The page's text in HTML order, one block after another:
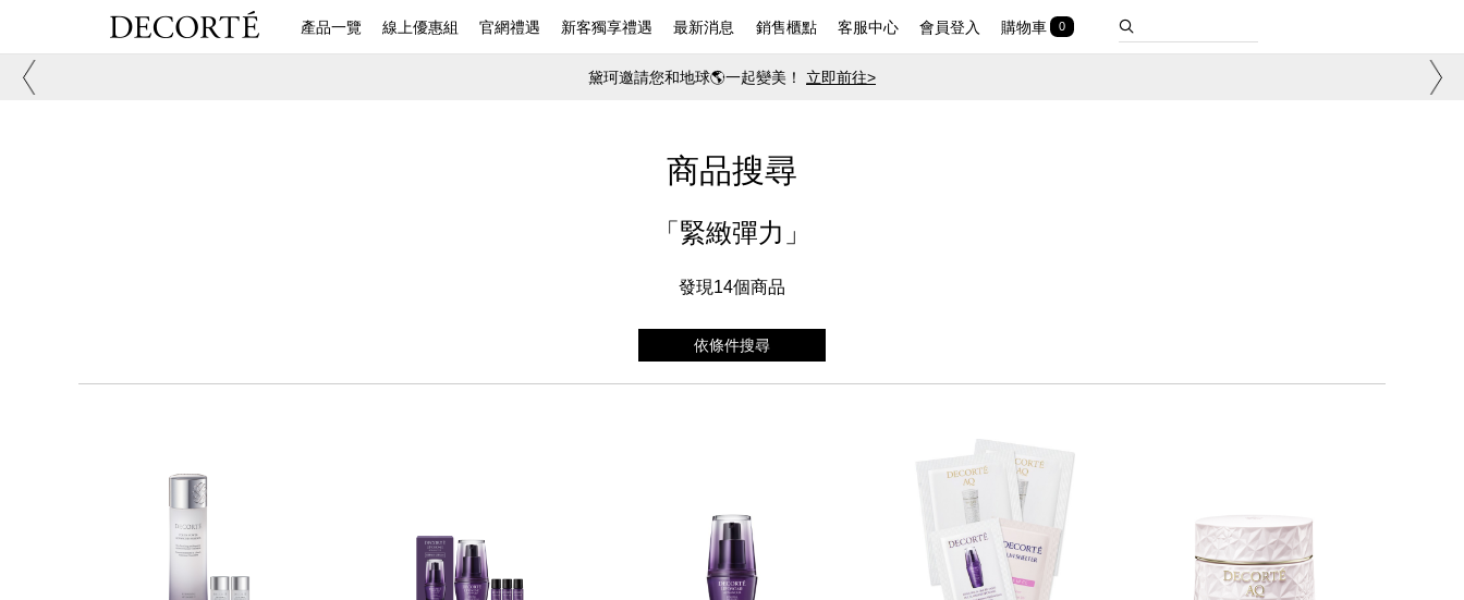
產品一覽 線上優惠組 官網禮遇 新客獨享禮遇 最新消息 銷售櫃點 客服中心 會員登入 購物車 0
黛珂邀請您和地球🌎一起變美！ 立即前往>
商品搜尋
「緊緻彈力」
發現14個商品
依條件搜尋